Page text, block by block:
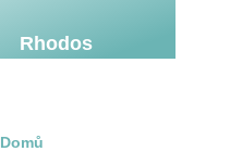
Rhodos
Drobečková
Domů